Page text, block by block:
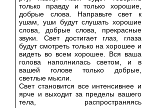
только правду и только хорошие,
добрые слова. Направьте свет к
ушам, уши будут слушать хорошие
слова, добрые слова, прекрасные
звуки. Свет достигает глаз, глаза
будут смотреть только на хорошее и
видеть во всем хорошее. Вся ваша
голова наполнилась светом, и в
вашей голове только добрые,
светлые мысли.
Свет становится все интенсивнее и
ярче и выходит за пределы вашего
тела, распространяясь